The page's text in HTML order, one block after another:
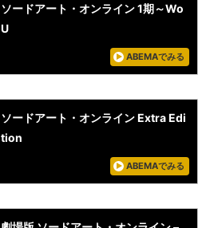
ソードアート・オンライン 1期～Wo
U
ABEMAでみる
ソードアート・オンライン Extra Edi
tion
ABEMAでみる